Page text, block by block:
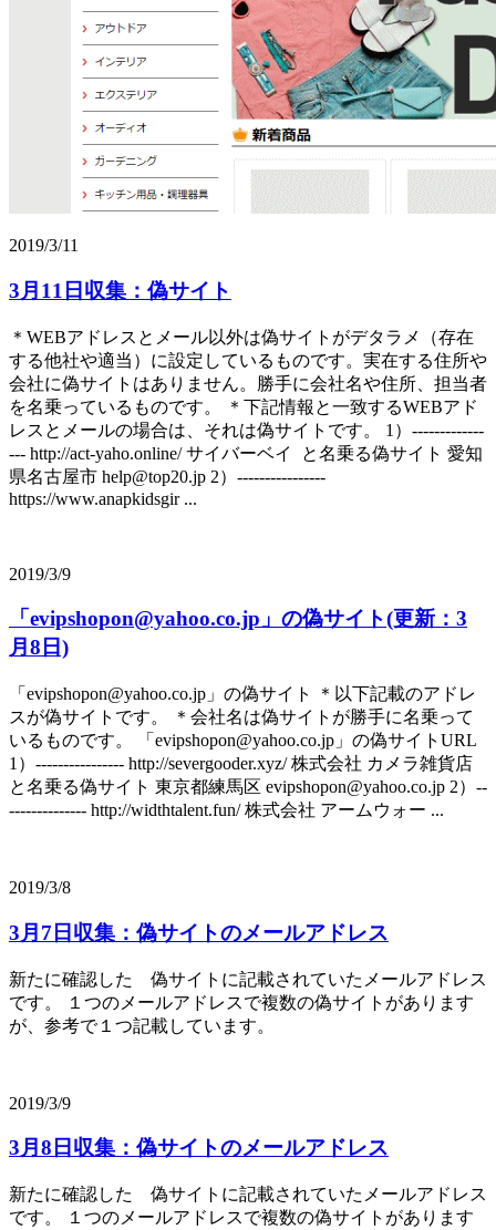
2019/3/11
3月11日収集：偽サイト
＊WEBアドレスとメール以外は偽サイトがデタラメ（存在
する他社や適当）に設定しているものです。実在する住所や
会社に偽サイトはありません。勝手に会社名や住所、担当者
を名乗っているものです。 ＊下記情報と一致するWEBアド
レスとメールの場合は、それは偽サイトです。 1）-------------
--- http://act-yaho.online/ サイバーベイ と名乗る偽サイト 愛知
県名古屋市 help@top20.jp 2）----------------
https://www.anapkidsgir ...
2019/3/9
「evipshopon@yahoo.co.jp」の偽サイト(更新：3
月8日)
「evipshopon@yahoo.co.jp」の偽サイト ＊以下記載のアドレ
スが偽サイトです。 ＊会社名は偽サイトが勝手に名乗って
いるものです。 「evipshopon@yahoo.co.jp」の偽サイトURL
1）---------------- http://severgooder.xyz/ 株式会社 カメラ雑貨店
と名乗る偽サイト 東京都練馬区 evipshopon@yahoo.co.jp 2）--
-------------- http://widthtalent.fun/ 株式会社 アームウォー ...
2019/3/8
3月7日収集：偽サイトのメールアドレス
新たに確認した 偽サイトに記載されていたメールアドレス
です。 １つのメールアドレスで複数の偽サイトがあります
が、参考で１つ記載しています。
2019/3/9
3月8日収集：偽サイトのメールアドレス
新たに確認した 偽サイトに記載されていたメールアドレス
です。 １つのメールアドレスで複数の偽サイトがあります